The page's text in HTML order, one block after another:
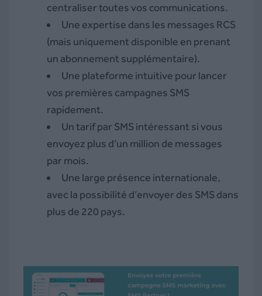
centraliser toutes vos communications.
Une expertise dans les messages RCS
(mais uniquement disponible en prenant
un abonnement supplémentaire).
Une plateforme intuitive pour lancer
vos premières campagnes SMS
rapidement.
Un tarif par SMS intéressant si vous
envoyez plus d’un million de messages
par mois.
Une large présence internationale,
avec la possibilité d’envoyer des SMS dans
plus de 220 pays.